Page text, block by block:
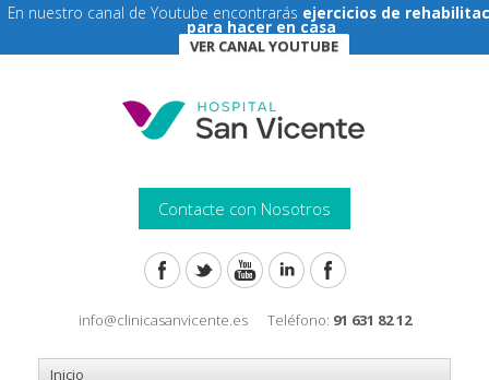
En nuestro canal de Youtube encontrarás ejercicios de
para hacer en casa
VER CANAL YOUTUBE
Contacte con Nosotros
info@clinicasanvicente.es Teléfono: 91 631 82 12